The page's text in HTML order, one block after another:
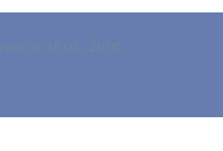
de 16:00 - 20:00